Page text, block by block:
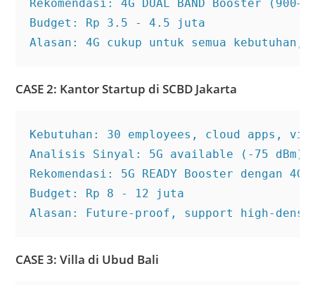
Rekomendasi: 4G DUAL BAND Booster
Budget: Rp 3.5 - 4.5 juta
Alasan: 4G cukup untuk semua
CASE 2: Kantor Startup di SCBD Jakarta
Kebutuhan: 30 employees, cloud apps,
Analisis Sinyal: 5G available (-75 dBm),
Rekomendasi: 5G READY Booster dengan
Budget: Rp 8 - 12 juta
Alasan: Future-proof, support high-
CASE 3: Villa di Ubud Bali